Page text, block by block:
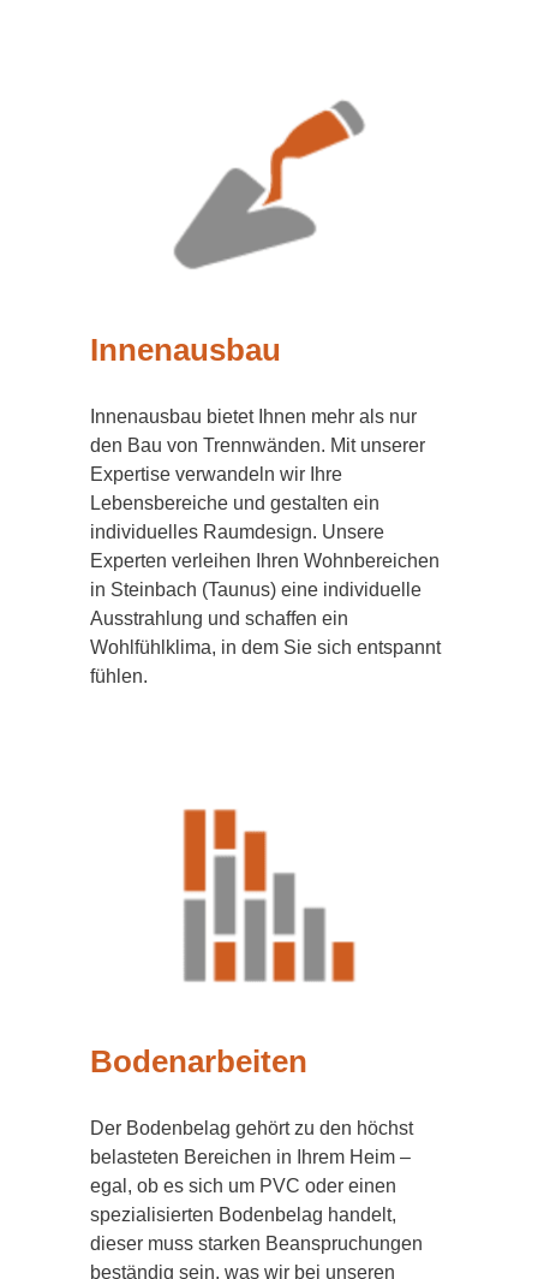
Innenausbau
Innenausbau bietet Ihnen mehr als nur
den Bau von Trennwänden. Mit unserer
Expertise verwandeln wir Ihre
Lebensbereiche und gestalten ein
individuelles Raumdesign. Unsere
Experten verleihen Ihren Wohnbereichen
in Steinbach (Taunus) eine individuelle
Ausstrahlung und schaffen ein
Wohlfühlklima, in dem Sie sich entspannt
fühlen.
Bodenarbeiten
Der Bodenbelag gehört zu den höchst
belasteten Bereichen in Ihrem Heim –
egal, ob es sich um PVC oder einen
spezialisierten Bodenbelag handelt,
dieser muss starken Beanspruchungen
beständig sein, was wir bei unseren